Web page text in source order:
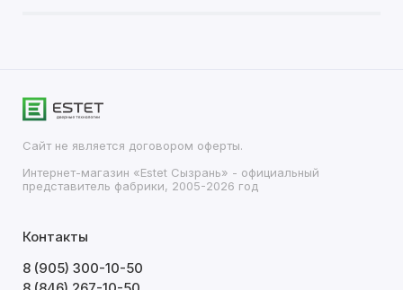
Сайт не является договором оферты.
Интернет-магазин «Estet Сызрань» - официальный
представитель фабрики, 2005-2026 год
Контакты
8 (905) 300-10-50